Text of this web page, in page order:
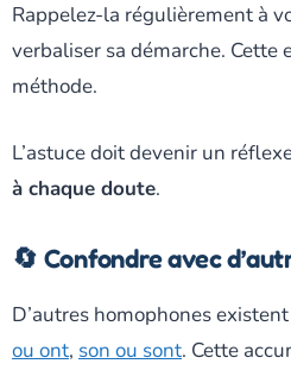
Rappelez-la régulièrement à
verbaliser sa démarche. Cette
méthode.
L’astuce doit devenir un
à chaque doute.
🔄 Confondre avec
D’autres homophones
ou ont, son ou sont. Cette